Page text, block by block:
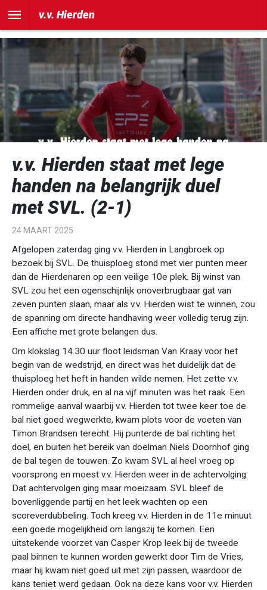
v.v. Hierden
v.v. Hierden staat met lege
handen na belangrijk duel
met SVL. (2-1)
24 MAART 2025
Afgelopen zaterdag ging v.v. Hierden in Langbroek op
bezoek bij SVL. De thuisploeg stond met vier punten meer
dan de Hierdenaren op een veilige 10e plek. Bij winst van
SVL zou het een ogenschijnlijk onoverbrugbaar gat van
zeven punten slaan, maar als v.v. Hierden wist te winnen, zou
de spanning om directe handhaving weer volledig terug zijn.
Een affiche met grote belangen dus.
Om klokslag 14.30 uur floot leidsman Van Kraay voor het
begin van de wedstrijd, en direct was het duidelijk dat de
thuisploeg het heft in handen wilde nemen. Het zette v.v.
Hierden onder druk, en al na vijf minuten was het raak. Een
rommelige aanval waarbij v.v. Hierden tot twee keer toe de
bal niet goed wegwerkte, kwam plots voor de voeten van
Timon Brandsen terecht. Hij punterde de bal richting het
doel, en buiten het bereik van doelman Niels Doornhof ging
de bal tegen de touwen. Zo kwam SVL al heel vroeg op
voorsprong en moest v.v. Hierden weer in de achtervolging.
Dat achtervolgen ging maar moeizaam. SVL bleef de
bovenliggende partij en het leek wachten op een
scoreverdubbeling. Toch kreeg v.v. Hierden in de 11e minuut
een goede mogelijkheid om langszij te komen. Een
uitstekende voorzet van Casper Krop leek bij de tweede
paal binnen te kunnen worden gewerkt door Tim de Vries,
maar hij kwam niet goed uit met zijn passen, waardoor de
kans teniet werd gedaan. Ook na deze kans voor v.v. Hierden